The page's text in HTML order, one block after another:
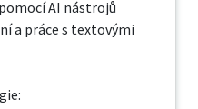
AI nástrojů
a práce s textovými